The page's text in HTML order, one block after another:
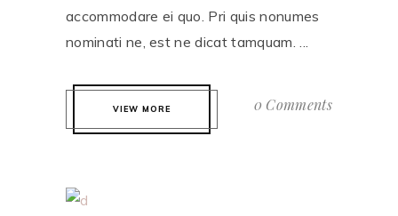
accommodare ei quo. Pri quis nonumes
nominati ne, est ne dicat tamquam. ...
VIEW MORE 0 Comments